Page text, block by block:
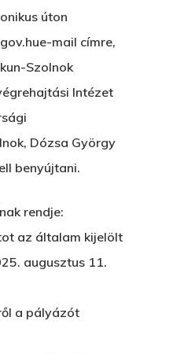
úton
mail címre,
Szolnok
Intézet
Dózsa György
benyújtani.
rendje:
az általam kijelölt
augusztus 11.
a pályázót